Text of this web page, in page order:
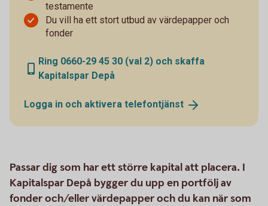
testamente
Du vill ha ett stort utbud av värdepapper och
fonder
Ring 0660-29 45 30 (val 2) och skaffa
Kapitalspar Depå
Logga in och aktivera telefontjänst
Passar dig som har ett större kapital att placera. I
Kapitalspar Depå bygger du upp en portfölj av
fonder och/eller värdepapper och du kan när som